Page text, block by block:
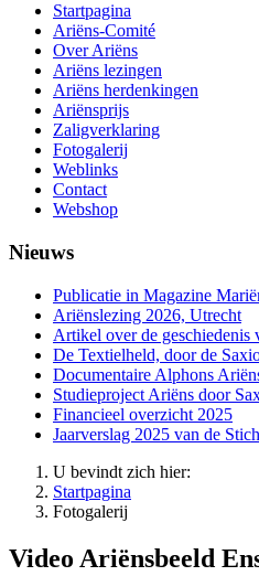
Startpagina
Ariëns-Comité
Over Ariëns
Ariëns lezingen
Ariëns herdenkingen
Ariënsprijs
Zaligverklaring
Fotogalerij
Weblinks
Contact
Webshop
Nieuws
Publicatie in Magazine
Ariënslezing 2026, Utrecht
Artikel over de geschiedenis
De Textielheld, door de
Documentaire Alphons
Studieproject Ariëns door
Financieel overzicht 2025
Jaarverslag 2025 van de
U bevindt zich hier:
Startpagina
Fotogalerij
Video Ariënsbeeld